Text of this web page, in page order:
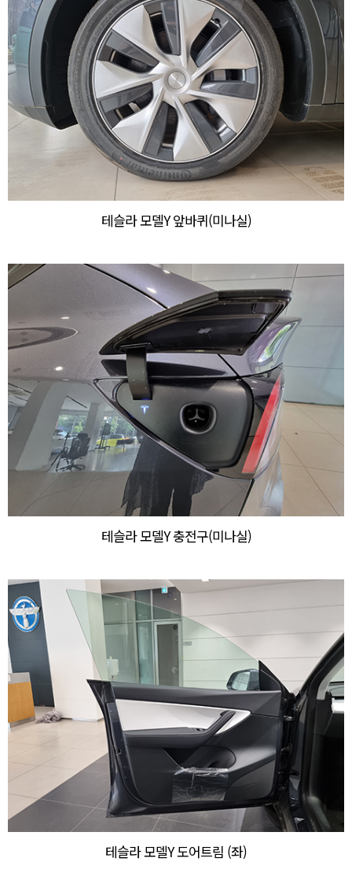
테슬라 모델Y 앞바퀴(미나실)
테슬라 모델Y 충전구(미나실)
테슬라 모델Y 도어트림 (좌)